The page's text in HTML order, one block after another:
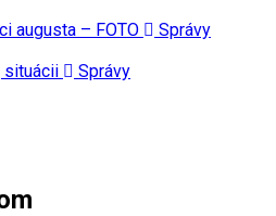
augusta – FOTO
Správy
situácii
Správy